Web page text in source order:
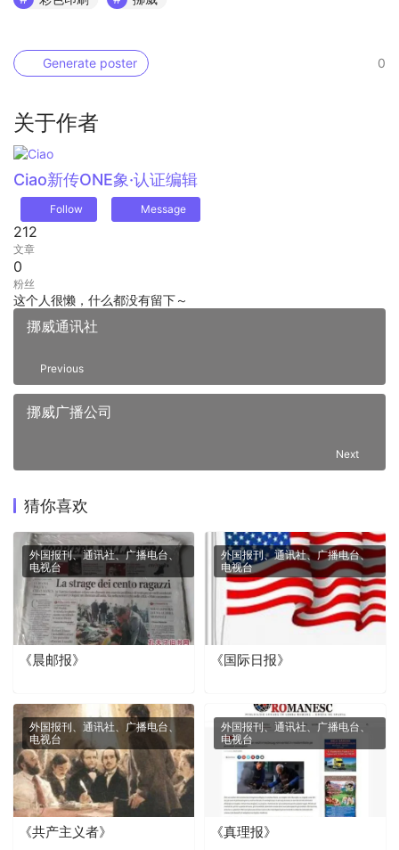
0
Generate poster
关于作者
Ciao新传ONE象·认证编辑
Follow Message
212
文章
0
粉丝
这个人很懒，什么都没有留下～
挪威通讯社
Previous
挪威广播公司
Next
猜你喜欢
外国报刊、通讯社、广播电台、
电视台
《晨邮报》
外国报刊、通讯社、广播电台、
电视台
《国际日报》
外国报刊、通讯社、广播电台、
电视台
《共产主义者》
外国报刊、通讯社、广播电台、
电视台
《真理报》